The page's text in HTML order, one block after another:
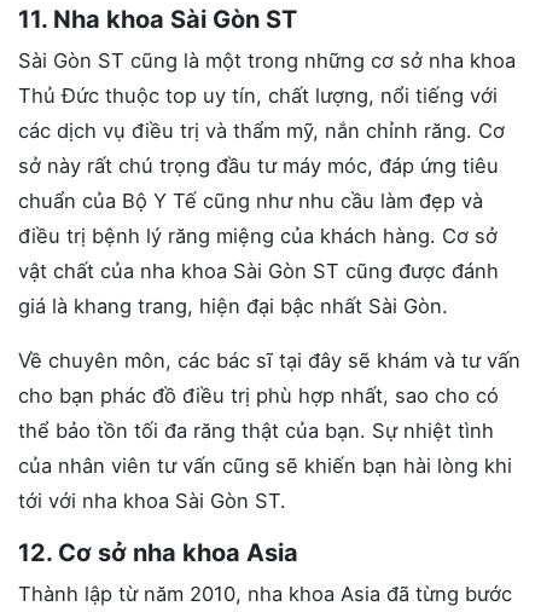
11. Nha khoa Sài Gòn ST
Sài Gòn ST cũng là một trong những cơ sở nha khoa
Thủ Đức thuộc top uy tín, chất lượng, nổi tiếng với
các dịch vụ điều trị và thẩm mỹ, nắn chỉnh răng. Cơ
sở này rất chú trọng đầu tư máy móc, đáp ứng tiêu
chuẩn của Bộ Y Tế cũng như nhu cầu làm đẹp và
điều trị bệnh lý răng miệng của khách hàng. Cơ sở
vật chất của nha khoa Sài Gòn ST cũng được đánh
giá là khang trang, hiện đại bậc nhất Sài Gòn.
Về chuyên môn, các bác sĩ tại đây sẽ khám và tư vấn
cho bạn phác đồ điều trị phù hợp nhất, sao cho có
thể bảo tồn tối đa răng thật của bạn. Sự nhiệt tình
của nhân viên tư vấn cũng sẽ khiến bạn hài lòng khi
tới với nha khoa Sài Gòn ST.
12. Cơ sở nha khoa Asia
Thành lập từ năm 2010, nha khoa Asia đã từng bước